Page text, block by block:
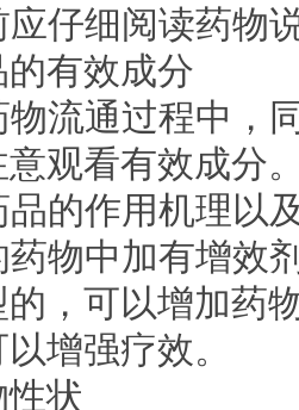
仔细阅读药物
有效成分
流通过程中，
观看有效成分
的作用机理以
物中加有增效
，可以增加药
增强疗效。
状